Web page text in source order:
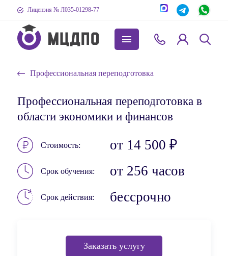
Лицензия № Л035-01298-77
Профессиональная переподготовка
Профессиональная переподготовка в
области экономики и финансов
Стоимость от 14 500 ₽
Срок обучения от 256 часов
Срок действия бессрочно
Заказать услугу